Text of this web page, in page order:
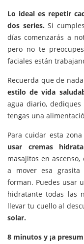
Lo ideal es repetir
dos series. Si
días comenzarás a
pero no te
faciales están
Recuerda que de
estilo de vida
agua diario,
tengas una
Para cuidar esta
usar cremas
masajitos en
a mover esa
forman. Puedes usar
hidratante todas las
llevar tu cuello al
solar.
8 minutos y ¡a